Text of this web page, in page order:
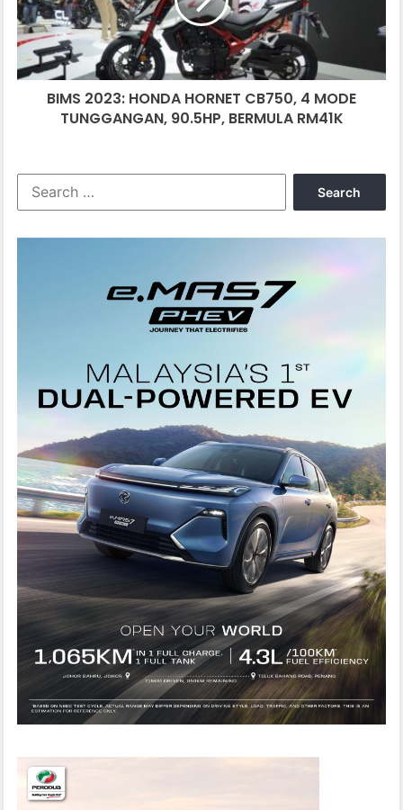
4
MODE
TUNGGANGAN,
90.5HP,
BERMULABIMS 2023: HONDA HORNET CB750, 4 MODE
TUNGGANGAN, 90.5HP, BERMULA RM41K